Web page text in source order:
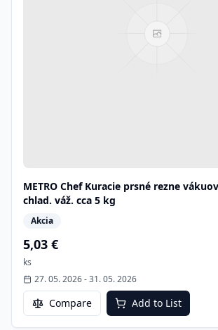
METRO Chef Kuracie prsné rezne
chlad. váž. cca 5 kg
Akcia
5,03 €
ks
27. 05. 2026-31. 05. 2026
Compare Add to List